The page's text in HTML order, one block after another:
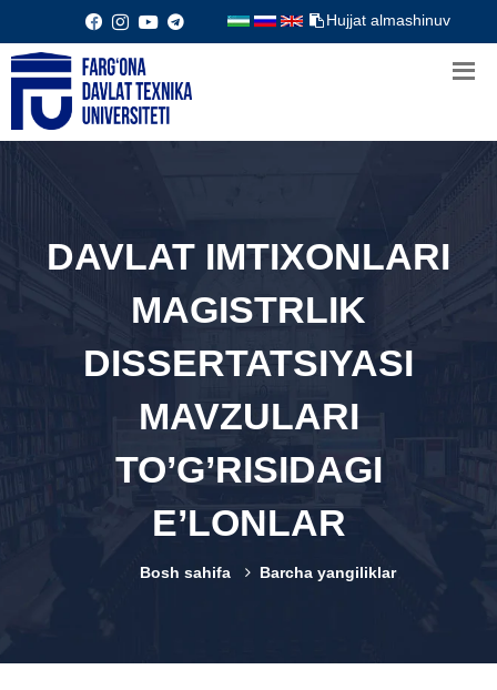
Hujjat almashinuv
DAVLAT IMTIXONLARI
MAGISTRLIK
DISSERTATSIYASI
MAVZULARI
TO’G’RISIDAGI
E’LONLAR
Bosh sahifa Barcha yangiliklar